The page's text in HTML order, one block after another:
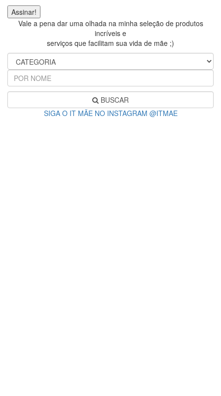
Vale a pena dar uma olhada na minha seleção de produtos
incríveis e
serviços que facilitam sua vida de mãe ;)
BUSCAR
SIGA O IT MÃE NO INSTAGRAM @ITMAE